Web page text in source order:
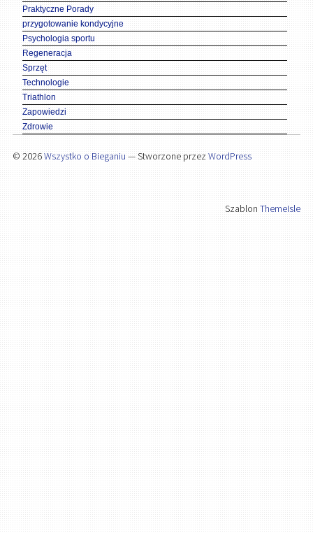
Praktyczne Porady
przygotowanie kondycyjne
Psychologia sportu
Regeneracja
Sprzęt
Technologie
Triathlon
Zapowiedzi
Zdrowie
© 2026Wszystko o Bieganiu — Stworzone przez WordPress
SzablonThemeIsle